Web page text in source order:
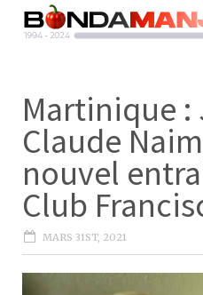
Martinique :
Claude
nouvel
Club
MARS 31ST, 2021